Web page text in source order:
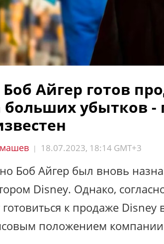
Айгер готов
больших убытков -
| 18.07.2023, 18:14 GMT+3
Боб Айгер был вновь
Disney. Однако,
к продаже Disney
положением